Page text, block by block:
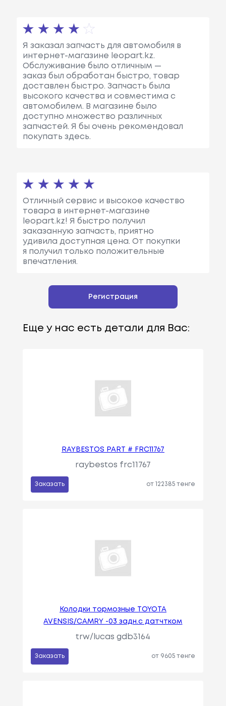
Я заказал запчасть для автомобиля в
интернет-магазине leopart.kz.
Обслуживание было отличным —
заказ был обработан быстро, товар
доставлен быстро. Запчасть была
высокого качества и совместима с
автомобилем. В магазине было
доступно множество различных
запчастей. Я бы очень рекомендовал
покупать здесь.
Отличный сервис и высокое качество
товара в интернет-магазине
leopart.kz! Я быстро получил
заказанную запчасть, приятно
удивила доступная цена. От покупки
я получил только положительные
впечатления.
Регистрация
Еще у нас есть детали для Вас:
RAYBESTOS PART # FRC11767
raybestos frc11767
Заказать от 122385 тенге
Колодки тормозные TOYOTA
AVENSIS/CAMRY -03 задн.с датчтком
trw/lucas gdb3164
Заказать от 9605 тенге